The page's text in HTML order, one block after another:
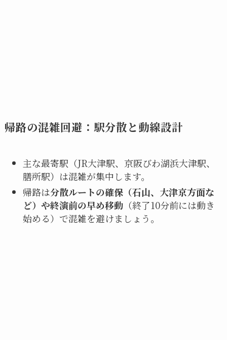
帰路の混雑回避：駅分散と動線設計
主な最寄駅（JR大津駅、京阪びわ湖浜大津駅、
膳所駅）は混雑が集中します。
帰路は分散ルートの確保（石山、大津京方面な
ど）や終演前の早め移動（終了10分前には動き
始める）で混雑を避けましょう。